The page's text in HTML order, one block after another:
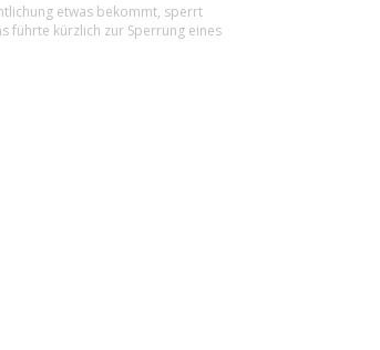
etwas bekommt, sperrt
führte kürzlich zur Sperrung eines